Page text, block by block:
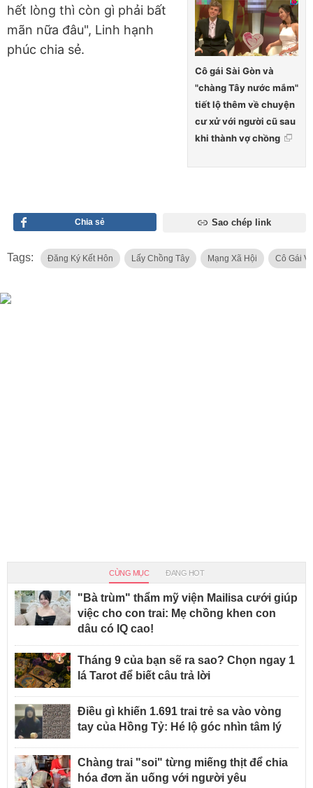
Cô gái Sài Gòn và
"chàng Tây nước mắm"
tiết lộ thêm về chuyện
cư xử với người cũ sau
khi thành vợ chồng
hết lòng thì còn gì phải bất
mãn nữa đâu", Linh hạnh
phúc chia sẻ.
Chia sẻ Sao chép link
Tags: Đăng Ký Kết Hôn Lấy Chồng Tây Mạng Xã Hội Cô Gái
CÙNG MỤC ĐANG HOT
"Bà trùm" thẩm mỹ viện Mailisa cưới giúp
việc cho con trai: Mẹ chồng khen con
dâu có IQ cao!
Tháng 9 của bạn sẽ ra sao? Chọn ngay 1
lá Tarot để biết câu trả lời
Điều gì khiến 1.691 trai trẻ sa vào vòng
tay của Hồng Tỷ: Hé lộ góc nhìn tâm lý
Chàng trai "soi" từng miếng thịt để chia
hóa đơn ăn uống với người yêu